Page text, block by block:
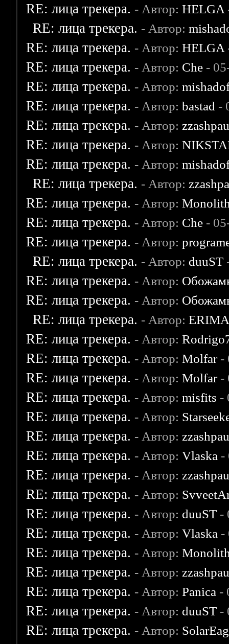
RE: лица трекера. - Автор:HELGA
RE: лица трекера. - Автор:
RE: лица трекера. - Автор:HELGA
RE: лица трекера. - Автор: Che -
RE: лица трекера. - Автор:
RE: лица трекера. - Автор:bastad -
RE: лица трекера. - Автор:
RE: лица трекера. - Автор:
RE: лица трекера. - Автор:
RE: лица трекера. - Автор:
RE: лица трекера. - Автор:
RE: лица трекера. - Автор: Che -
RE: лица трекера. - Автор:
RE: лица трекера. - Автор: duuST
RE: лица трекера. - Автор:
RE: лица трекера. - Автор:
RE: лица трекера. - Автор:
RE: лица трекера. - Автор:
RE: лица трекера. - Автор:Molfar-
RE: лица трекера. - Автор:Molfar-
RE: лица трекера. - Автор:misfits -
RE: лица трекера. - Автор:
RE: лица трекера. - Автор:
RE: лица трекера. - Автор:Vlaska -
RE: лица трекера. - Автор:
RE: лица трекера. - Автор:
RE: лица трекера. - Автор: duuST -
RE: лица трекера. - Автор:Vlaska -
RE: лица трекера. - Автор:
RE: лица трекера. - Автор:
RE: лица трекера. - Автор:Panica -
RE: лица трекера. - Автор: duuST -
RE: лица трекера. - Автор: